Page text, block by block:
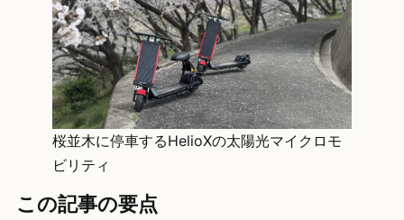
桜並木に停車するHelioXの太陽光マイクロモ
ビリティ
この記事の要点